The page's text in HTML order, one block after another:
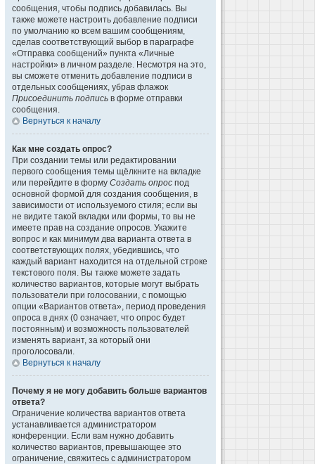
сообщения, чтобы подпись добавилась. Вы
также можете настроить добавление подписи
по умолчанию ко всем вашим сообщениям,
сделав соответствующий выбор в параграфе
«Отправка сообщений» пункта «Личные
настройки» в личном разделе. Несмотря на это,
вы сможете отменить добавление подписи в
отдельных сообщениях, убрав флажок
Присоединить подпись в форме отправки
сообщения.
Вернуться к началу
Как мне создать опрос?
При создании темы или редактировании
первого сообщения темы щёлкните на вкладке
или перейдите в форму Создать опрос под
основной формой для создания сообщения, в
зависимости от используемого стиля; если вы
не видите такой вкладки или формы, то вы не
имеете прав на создание опросов. Укажите
вопрос и как минимум два варианта ответа в
соответствующих полях, убедившись, что
каждый вариант находится на отдельной строке
текстового поля. Вы также можете задать
количество вариантов, которые могут выбрать
пользователи при голосовании, с помощью
опции «Вариантов ответа», период проведения
опроса в днях (0 означает, что опрос будет
постоянным) и возможность пользователей
изменять вариант, за который они
проголосовали.
Вернуться к началу
Почему я не могу добавить больше вариантов
ответа?
Ограничение количества вариантов ответа
устанавливается администратором
конференции. Если вам нужно добавить
количество вариантов, превышающее это
ограничение, свяжитесь с администратором